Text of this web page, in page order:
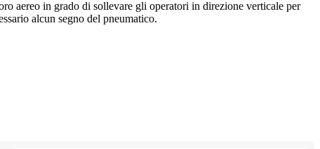
aereo in grado di sollevare gli operatori in direzione verticale per
alcun segno del pneumatico.